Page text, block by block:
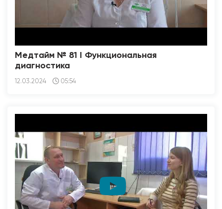
Медтайм № 81 I Функциональная
диагностика
12.03.2024 05:54